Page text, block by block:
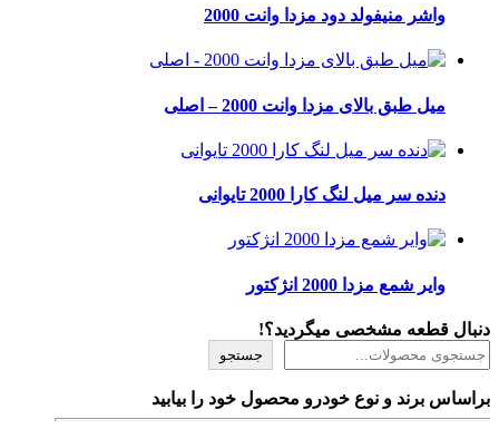
واشر منیفولد دود مزدا وانت 2000
میل طبق بالای مزدا وانت 2000 – اصلی
دنده سر میل لنگ کارا 2000 تایوانی
وایر شمع مزدا 2000 انژکتور
دنبال قطعه مشخصی میگردید؟!
جستجو
براساس برند و نوع خودرو محصول خود را بیابید